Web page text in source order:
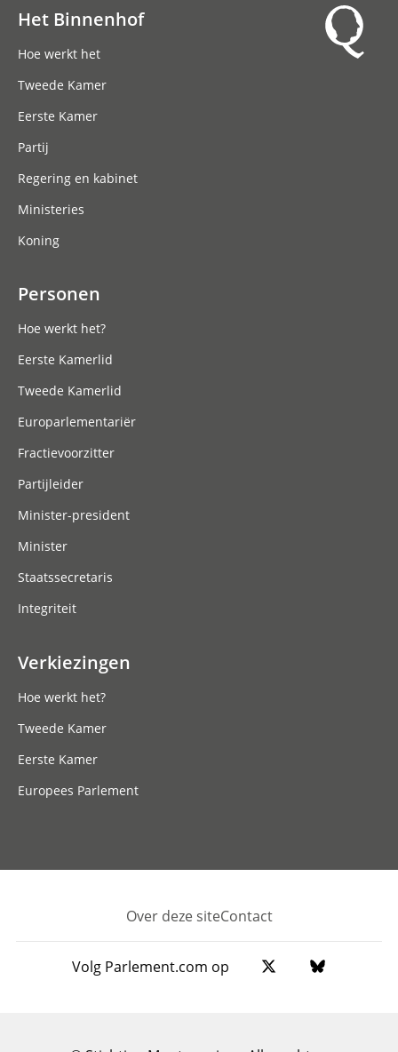
Het Binnenhof
Hoe werkt het
Tweede Kamer
Eerste Kamer
Partij
Regering en kabinet
Ministeries
Koning
Personen
Hoe werkt het?
Eerste Kamerlid
Tweede Kamerlid
Europarlementariër
Fractievoorzitter
Partijleider
Minister-president
Minister
Staatssecretaris
Integriteit
Verkiezingen
Hoe werkt het?
Tweede Kamer
Eerste Kamer
Europees Parlement
Footer
Over deze siteContact
Volg Parlement.com op